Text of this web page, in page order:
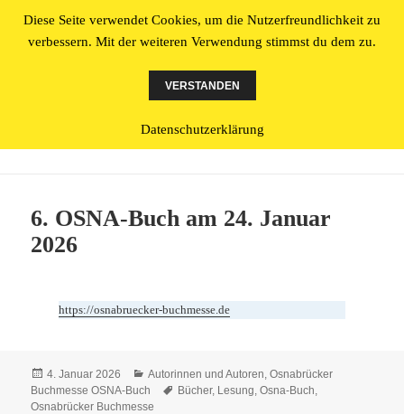
Literatur made in Osnabrück
Lesung
6. OSNA-Buch am 24. Januar
2026
https://osnabruecker-buchmesse.de
Veröffentlicht
am
4. Januar 2026 Kategorien
Autorinnen und Autoren,Osnabrücker
Buchmesse OSNA-Buch
Schlagwörter
Bücher, Lesung,Osna-Buch,
Osnabrücker Buchmesse
Diese Seite verwendet Cookies, um die Nutzerfreundlichkeit zu
verbessern. Mit der weiteren Verwendung stimmst du dem zu.
VERSTANDEN
Datenschutzerklärung